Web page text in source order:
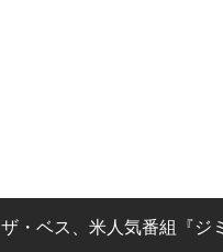
ザ・ベス、米人気番組『